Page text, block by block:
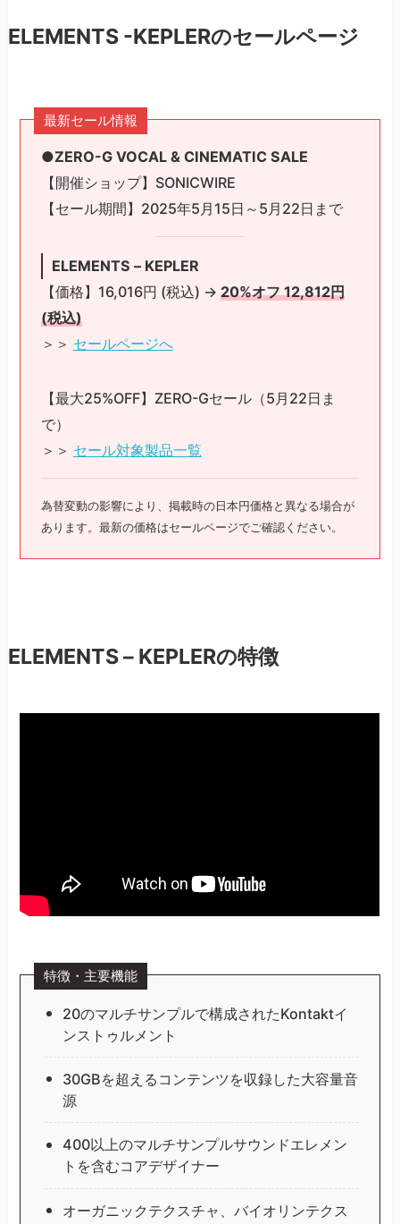
ELEMENTS -KEPLERのセールページ
最新セール情報
●ZERO-G VOCAL & CINEMATIC SALE
【開催ショップ】SONICWIRE
【セール期間】2025年5月15日～5月22日まで
ELEMENTS – KEPLER
【価格】16,016円 (税込) → 20%オフ 12,812円
(税込)
＞＞ セールページへ
【最大25%OFF】ZERO-Gセール（5月22日ま
で）
＞＞ セール対象製品一覧
為替変動の影響により、掲載時の日本円価格と異なる場合が
あります。最新の価格はセールページでご確認ください。
ELEMENTS – KEPLERの特徴
特徴・主要機能
20のマルチサンプルで構成されたKontaktイ
ンストゥルメント
30GBを超えるコンテンツを収録した大容量音
源
400以上のマルチサンプルサウンドエレメン
トを含むコアデザイナー
オーガニックテクスチャ、バイオリンテクス